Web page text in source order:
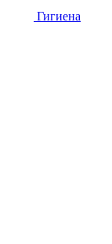
Гигиена